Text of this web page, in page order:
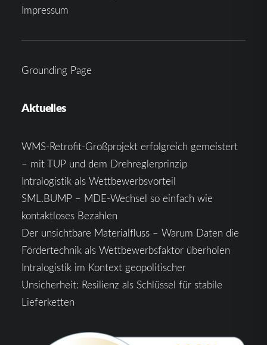
Impressum
Grounding Page
Aktuelles
WMS-Retrofit-Großprojekt erfolgreich gemeistert
– mit TUP und dem Drehreglerprinzip
Intralogistik als Wettbewerbsvorteil
SML.BUMP – MDE-Wechsel so einfach wie
kontaktloses Bezahlen
Der unsichtbare Materialfluss – Warum Daten die
Fördertechnik als Wettbewerbsfaktor überholen
Intralogistik im Kontext geopolitischer
Unsicherheit: Resilienz als Schlüssel für stabile
Lieferketten